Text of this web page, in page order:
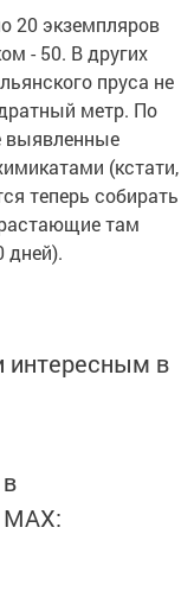
20 экземпляров
- 50. В других
пруса не
метр. По
выявленные
(кстати,
теперь собирать
там
дней).
в